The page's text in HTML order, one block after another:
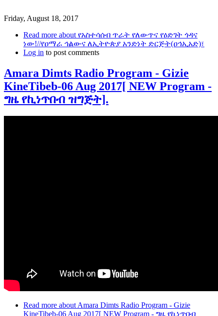
Friday, August 18, 2017
Read more about የአስተሳሰብ ጥራት የለውጥና የዕድገት ጎዳና
ነው!//የዐማራ ኅልውና ለኢትዮጵያ አንድነት ድርጅት(ዐኅኢአድ)፣
Log in to post comments
Amara Dimts Radio Program - Gizie
KineTibeb-06 Aug 2017[ NEW Program -
ግዜ የኪነጥበብ ዝግጅት].
Read more about Amara Dimts Radio Program - Gizie
KineTibeb-06 Aug 2017[ NEW Program - ግዜ የኪነጥበብ